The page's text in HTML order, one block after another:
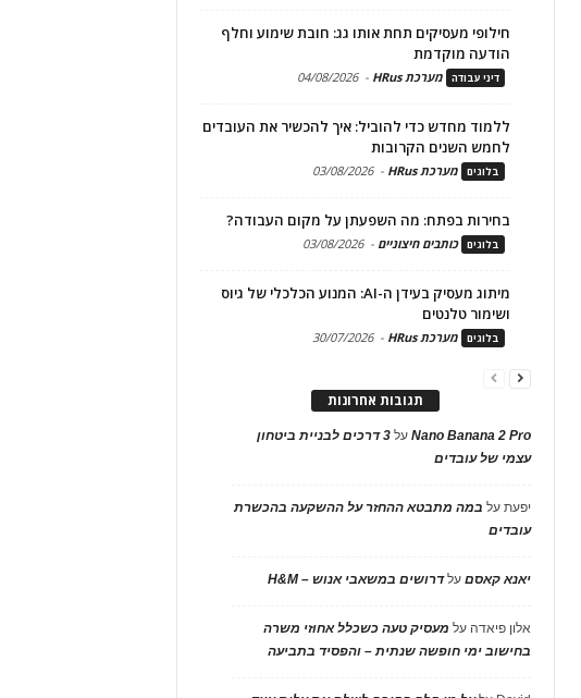
חילופי מעסיקים תחת אותו גג: חובת שימוע וחלף
הודעה מוקדמת
דיני עבודה מערכת HRus -
04/08/2026
ללמוד מחדש כדי להוביל: איך להכשיר את העובדים
לחמש השנים הקרובות
בלוגים מערכת HRus -
03/08/2026
בחירות בפתח: מה השפעתן על מקום העבודה?
בלוגים כותבים חיצוניים -
03/08/2026
מיתוג מעסיק בעידן ה-AI: המנוע הכלכלי של גיוס
ושימור טלנטים
בלוגים מערכת HRus -
30/07/2026
תגובות אחרונות
Nano Banana 2 Proעל
3 דרכים לבניית ביטחון
עצמי של עובדים
יפעתעל במה מתבטא ההחזר על ההשקעה בהכשרת
עובדים
יאנא קאסםעלדרושים במשאבי אנוש – H&M
אלון פיאדה על מעסיק טעה כשכלל אחוזי משרה
בחישוב ימי חופשה שנתית – והפסיד בתביעה